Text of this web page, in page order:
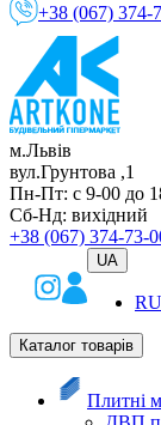
+38 (067) 374-
м.Львів
вул.Грунтова ,1
Пн-Пт: с 9-00 до
Сб-Нд: вихідний
+38 (067) 374-73-
UA
RU
Каталог товарів
Плитні